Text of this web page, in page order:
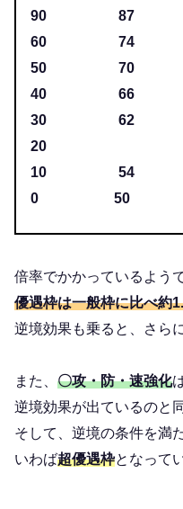
90 87
60 74
50 70
40 66
30 62 82
20 76
10 54
0 50 66
倍率でかかっているようで
優遇枠は一般枠に比べ約
逆境効果も乗ると、さら
また、 〇攻・防・速強化
逆境効果が出ているのと
そして、逆境の条件を満
いわば超優遇枠となって